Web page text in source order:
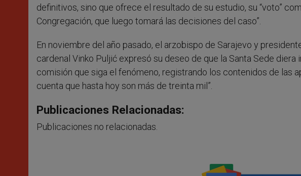
definitivos, sino que ofrece el resultado de su estudio, su “voto”
Congregación, que luego tomará las decisiones del caso”.
En noviembre del año pasado, el arzobispo de Sarajevo y
cardenal Vinko Puljić expresó su deseo de que la Santa Sede
comisión que siga el fenómeno, registrando los contenidos de las
cuenta que hasta hoy son más de treinta mil”.
Publicaciones Relacionadas:
Publicaciones no relacionadas.